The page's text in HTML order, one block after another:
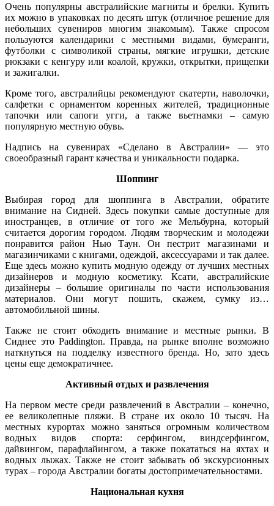
Очень популярны австралийские магниты и брелки. Купить
их можно в упаковках по десять штук (отличное решение для
небольших сувениров многим знакомым). Также спросом
пользуются календарики с местными видами, бумеранги,
футболки с символикой страны, мягкие игрушки, детские
рюкзаки с кенгуру или коалой, кружки, открытки, прищепки
и зажигалки.
Кроме того, австралийцы рекомендуют скатерти, наволочки,
салфетки с орнаментом коренных жителей, традиционные
тапочки или сапоги угги, а также вьетнамки – самую
популярную местную обувь.
Надпись на сувенирах «Сделано в Австралии» — это
своеобразный гарант качества и уникальности подарка.
Шоппинг
Выбирая город для шоппинга в Австралии, обратите
внимание на Сидней. Здесь покупки самые доступные для
иностранцев, в отличие от того же Мельбурна, который
считается дорогим городом. Людям творческим и молодежи
понравится район Нью Таун. Он пестрит магазинами и
магазинчиками с книгами, одеждой, аксессуарами и так далее.
Еще здесь можно купить модную одежду от лучших местных
дизайнеров и модную косметику. Ксати, австралийские
дизайнеры – большие оригиналы по части использования
материалов. Они могут пошить, скажем, сумку из…
автомобильной шины.
Также не стоит обходить внимание и местные рынки. В
Сиднее это Paddington. Правда, на рынке вполне возможно
наткнуться на подделку известного бренда. Но, зато здесь
цены еще демократичнее.
Активный отдых и развлечения
На первом месте среди развлечений в Австралии – конечно,
ее великолепные пляжи. В стране их около 10 тысяч. На
местных курортах можно заняться огромным количеством
водных видов спорта: серфингом, виндсерфингом,
дайвингом, парафлайингом, а также покататься на яхтах и
водных лыжах. Также не стоит забывать об экскурсионных
турах – города Австралии богаты достопримечательностями.
Национальная кухня